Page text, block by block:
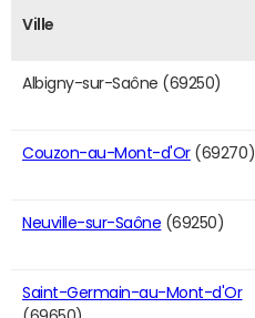
Ville
Albigny-sur-Saône (69250)
Couzon-au-Mont-d'Or(69270)
Neuville-sur-Saône (69250)
Saint-Germain-au-Mont-d'Or